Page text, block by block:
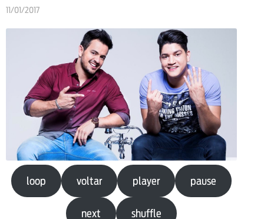
11/01/2017
loop voltar player pause
next shuffle